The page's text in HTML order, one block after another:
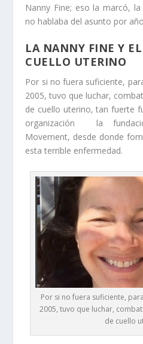
Nanny Fine; eso la marcó,
no hablaba del asunto por
LA NANNY FINE Y
CUELLO UTERINO
Por si no fuera suficiente,
2005, tuvo que luchar,
de cuello uterino, tan fuerte
organización la
Movement, desde donde
esta terrible enfermedad.
Por si no fuera suficiente,
2005, tuvo que luchar,
de cuello